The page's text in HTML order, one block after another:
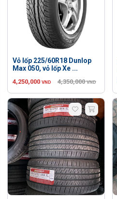
Vỏ lốp 225/60R18 Dunlop
Max 050, vỏ lốp Xe ...
4,250,000 VND 4,350,000 VND